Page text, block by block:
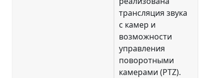
трансляция звука
с камер и
возможности
управления
поворотными
камерами (PTZ).